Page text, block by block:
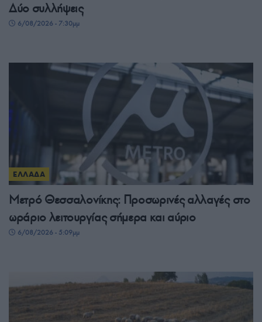
Δύο συλλήψεις
6/08/2026 - 7:30μμ
ΕΛΛΑΔΑ
Μετρό Θεσσαλονίκης: Προσωρινές αλλαγές στο
ωράριο λειτουργίας σήμερα και αύριο
6/08/2026 - 5:09μμ